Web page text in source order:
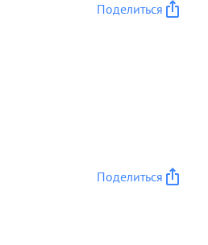
Поделиться
Поделиться